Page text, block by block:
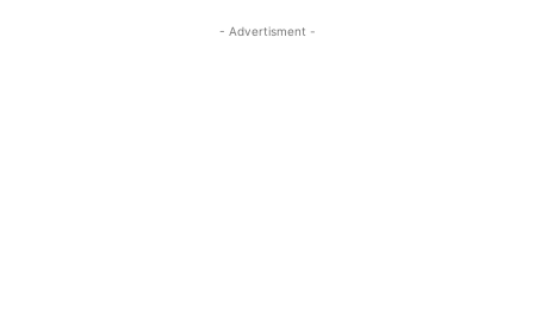
- Advertisment -